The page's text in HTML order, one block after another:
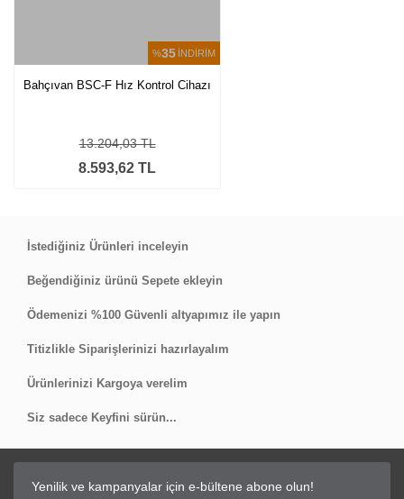
%35 İNDİRİM
Bahçıvan BSC-F Hız Kontrol Cihazı
8.593,62 TL
13.204,03 TL
İstediğiniz Ürünleri inceleyin
Beğendiğiniz ürünü Sepete ekleyin
Ödemenizi %100 Güvenli altyapımız ile yapın
Titizlikle Siparişlerinizi hazırlayalım
Ürünlerinizi Kargoya verelim
Siz sadece Keyfini sürün...